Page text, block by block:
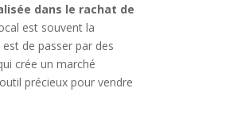
dans le rachat de
est souvent la
est de passer par des
crée un marché
précieux pour vendre